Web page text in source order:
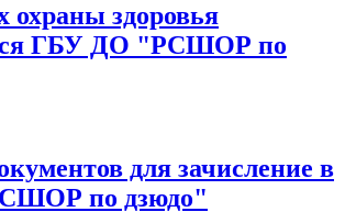
охраны здоровья
ГБУ ДО "РСШОР по
для зачисление в
по дзюдо"